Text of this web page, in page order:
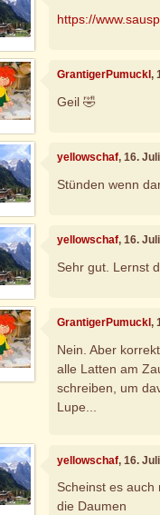
https://
GrantigerPumuckl,
Geil 🤣
yellowschaf, 16.
Stünden wenn
yellowschaf, 16.
Sehr gut. Lernst
GrantigerPumuckl,
Nein. Aber
alle Latten am
schreiben, um
Lupe...
yellowschaf, 16.
Scheinst es
die Daumen